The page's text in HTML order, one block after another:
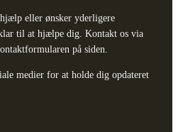
eller ønsker yderligere
til at hjælpe dig. Kontakt os via
på siden.
medier for at holde dig opdateret